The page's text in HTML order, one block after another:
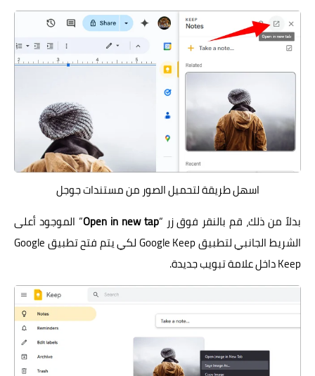
اسهل طريقة لتحميل الصور من مستندات جوجل
بدلاً من ذلك، قم بالنقر فوق زر “Open in new tap” الموجود أعلى
الشريط الجانبي لتطبيق Google Keep لكي يتم فتح تطبيق Google
Keep داخل علامة تبويب جديدة.